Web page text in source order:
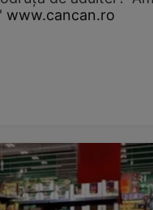
www.cancan.ro